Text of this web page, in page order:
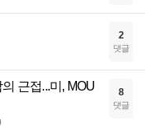
2
댓글
근접...미, MOU
8
댓글